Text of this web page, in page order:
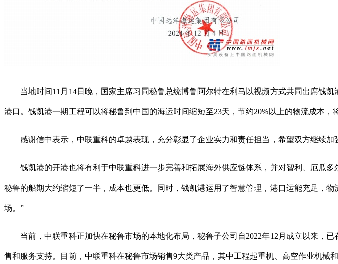
当地时间11月14日晚，国家主席习同秘鲁总统博鲁阿尔特在利马以视频方式共同出席钱凯
港口。钱凯港一期工程可以将秘鲁到中国的海运时间缩短至23天，节约20%以上的物流成本，
感谢信中表示，中联重科的卓越表现，充分彰显了企业实力和责任担当，希望双方继续加
钱凯港的开港也将有利于中联重科进一步完善和拓展海外供应链体系，并对智利、厄瓜多
秘鲁的船期大约缩短了一半，成本也更低。同时，钱凯港运用了智慧管理，港口运能充足，
场。”
当前，中联重科正加快在秘鲁市场的本地化布局，秘鲁子公司自2022年12月成立以来，已
售和服务支持。目前，中联重科在秘鲁市场销售9大类产品，其中工程起重机、高空作业机械